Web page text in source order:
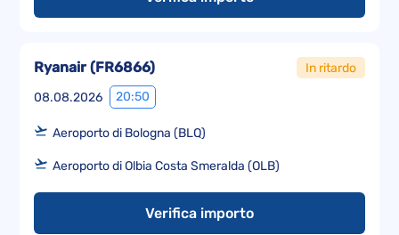
08.08.2026 20:50
Ryanair(FR6866) In ritardo
Aeroporto di Bologna (BLQ)
Aeroporto di Olbia Costa Smeralda (OLB)
Verifica importo